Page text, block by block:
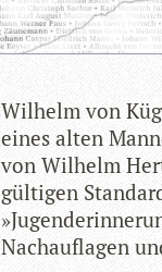
Wil­helm von
eines alten
von Wil­helm
gül­ti­gen
Nach­auf­la­gen